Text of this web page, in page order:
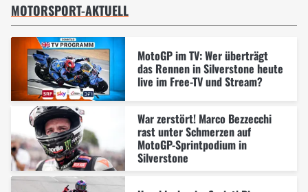
MOTORSPORT-AKTUELL
MotoGP im TV: Wer überträgt
das Rennen in Silverstone heute
live im Free-TV und Stream?
War zerstört! Marco Bezzecchi
rast unter Schmerzen auf
MotoGP-Sprintpodium in
Silverstone